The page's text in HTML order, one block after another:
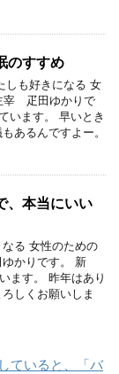
のすすめ
も好きになる 女
宰 疋田ゆかりで
います。 早いとき
あるんですよー。
、本当にいい
る 女性のための
かりです。 新
ます。 昨年はあり
しくお願いしま
ていると、「バ